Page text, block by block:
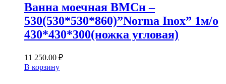
Ванна моечная ВМСн –
530(530*530*860)”Norma Inox” 1м/о
430*430*300(ножка угловая)
11 250.00 ₽
В корзину